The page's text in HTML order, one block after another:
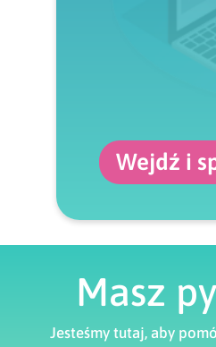
Wejdź i
Masz
Jesteśmy tutaj, aby